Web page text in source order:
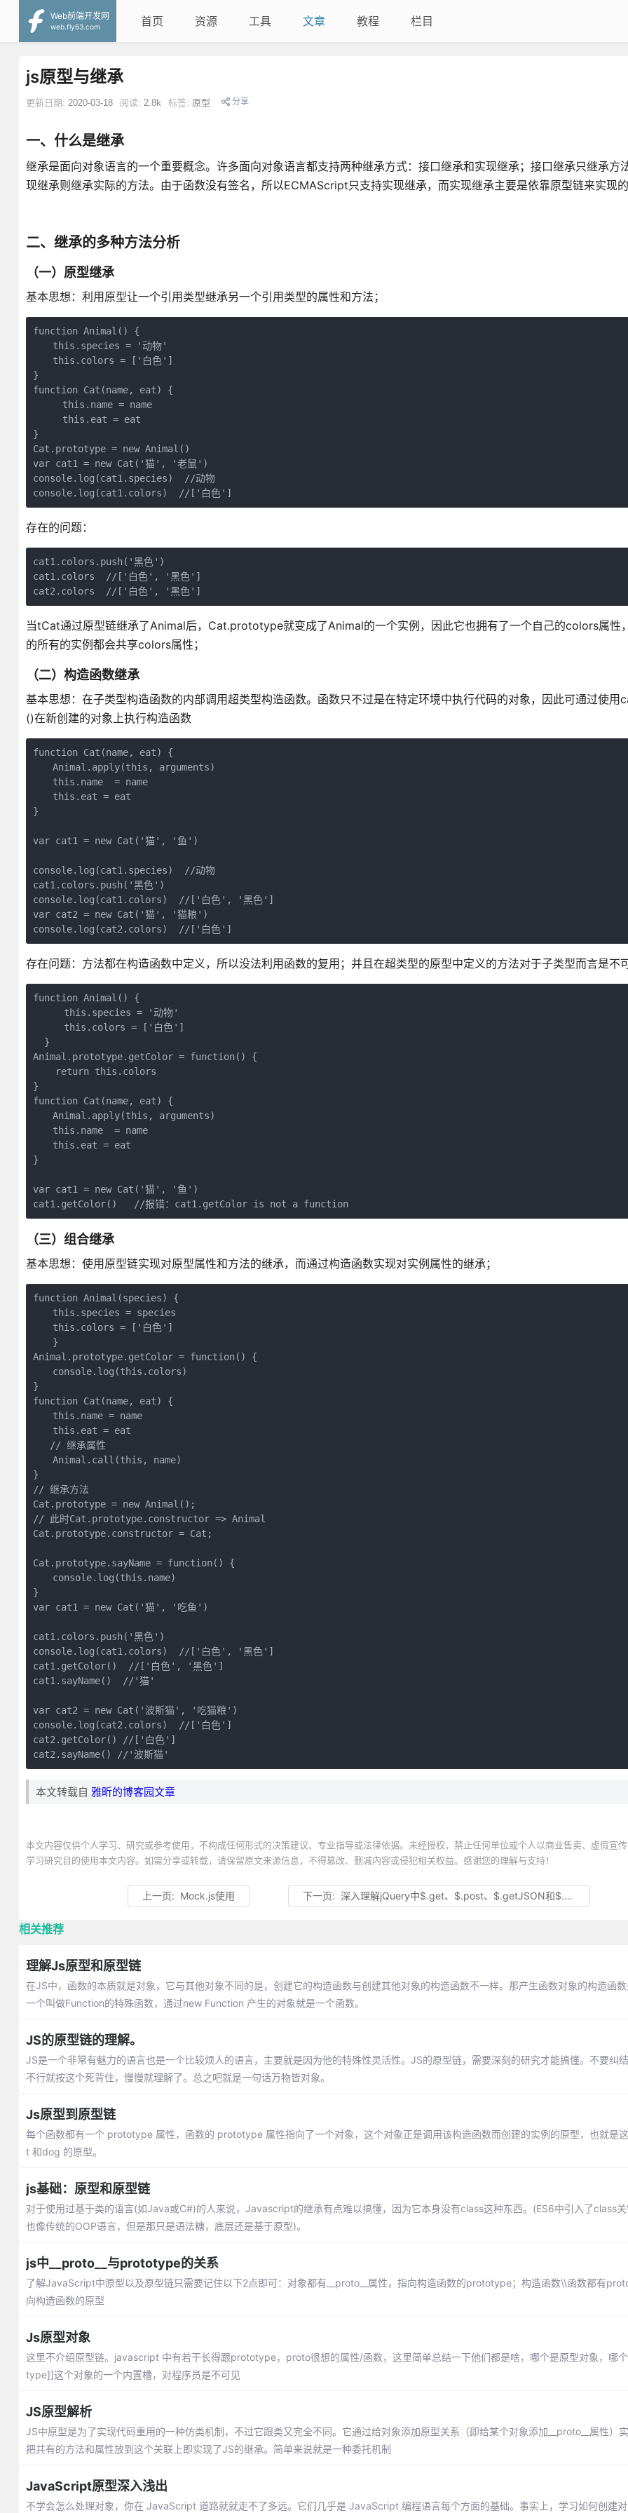
Web前端开发网
web.fly63.com
首页 资源 工具 文章 教程 栏目
js原型与继承
更新日期: 2020-03-18 阅读: 2.8k 标签: 原型 分享
一、什么是继承
继承是面向对象语言的一个重要概念。许多面向对象语言都支持两种继承方式：接口继承和实现继承；接口继承只继承方
现继承则继承实际的方法。由于函数没有签名，所以ECMAScript只支持实现继承，而实现继承主要是依靠原型链来实现
二、继承的多种方法分析
（一）原型继承
基本思想：利用原型让一个引用类型继承另一个引用类型的属性和方法；
function Animal() {
this.species = '动物'
this.colors = ['白色']
}
function Cat(name, eat) {
this.name = name
this.eat = eat
}
Cat.prototype = new Animal()
var cat1 = new Cat('猫', '老鼠')
console.log(cat1.species)  //动物
console.log(cat1.colors)  //['白色']
存在的问题：
cat1.colors.push('黑色')
cat1.colors  //['白色', '黑色']
cat2.colors  //['白色', '黑色']
当tCat通过原型链继承了Animal后，Cat.prototype就变成了Animal的一个实例，因此它也拥有了一个自己的colors属性
的所有的实例都会共享colors属性；
（二）构造函数继承
基本思想：在子类型构造函数的内部调用超类型构造函数。函数只不过是在特定环境中执行代码的对象，因此可通过使
()在新创建的对象上执行构造函数
function Cat(name, eat) {
Animal.apply(this, arguments)
this.name  = name
this.eat = eat
}
var cat1 = new Cat('猫', '鱼')
console.log(cat1.species)  //动物
cat1.colors.push('黑色')
console.log(cat1.colors)  //['白色', '黑色']
var cat2 = new Cat('猫', '猫粮')
console.log(cat2.colors)  //['白色']
存在问题：方法都在构造函数中定义，所以没法利用函数的复用；并且在超类型的原型中定义的方法对于子类型而言是不
function Animal() {
  　　this.species = '动物'
  　　this.colors = ['白色']
  }
Animal.prototype.getColor = function() {
    return this.colors
}
function Cat(name, eat) {
Animal.apply(this, arguments)
this.name  = name
this.eat = eat
}
var cat1 = new Cat('猫', '鱼')
cat1.getColor()   //报错：cat1.getColor is not a function
（三）组合继承
基本思想：使用原型链实现对原型属性和方法的继承，而通过构造函数实现对实例属性的继承；
function Animal(species) {
this.species = species
this.colors = ['白色']
}
Animal.prototype.getColor = function() {
console.log(this.colors)
}
function Cat(name, eat) {
this.name = name
this.eat = eat
   // 继承属性
Animal.call(this, name)
}
// 继承方法
Cat.prototype = new Animal();
// 此时Cat.prototype.constructor => Animal
Cat.prototype.constructor = Cat;
Cat.prototype.sayName = function() {
console.log(this.name)
}
var cat1 = new Cat('猫', '吃鱼')
cat1.colors.push('黑色')
console.log(cat1.colors)  //['白色', '黑色']
cat1.getColor()  //['白色', '黑色']
cat1.sayName()  //'猫'
var cat2 = new Cat('波斯猫', '吃猫粮')
console.log(cat2.colors)  //['白色']
cat2.getColor() //['白色']
cat2.sayName() //'波斯猫'
本文转载自 雅昕的博客园文章
本文内容仅供个人学习、研究或参考使用，不构成任何形式的决策建议、专业指导或法律依据。未经授权，禁止任何单位或个人以商业售卖、虚假宣
学习研究目的使用本文内容。如需分享或转载，请保留原文来源信息，不得篡改、删减内容或侵犯相关权益。感谢您的理解与支持！
上一页: Mock.js使用 下一页:深入理解jQuery中$.get、$.post、$.getJSON和$.ajax的用法
相关推荐
理解Js原型和原型链
在JS中，函数的本质就是对象，它与其他对象不同的是，创建它的构造函数与创建其他对象的构造函数不一样。那产生函数对象的构造函
一个叫做Function的特殊函数，通过new Function 产生的对象就是一个函数。
JS的原型链的理解。
JS是一个非常有魅力的语言也是一个比较烦人的语言，主要就是因为他的特殊性灵活性。JS的原型链，需要深刻的研究才能搞懂。不要纠
不行就按这个死背住，慢慢就理解了。总之吧就是一句话万物皆对象。
Js原型到原型链
每个函数都有一个 prototype 属性，函数的 prototype 属性指向了一个对象，这个对象正是调用该构造函数而创建的实例的原型，也就是
t 和dog 的原型。
js基础：原型和原型链
对于使用过基于类的语言(如Java或C#)的人来说，Javascript的继承有点难以搞懂，因为它本身没有class这种东西。(ES6中引入了class
也像传统的OOP语言，但是那只是语法糖，底层还是基于原型)。
js中__proto__与prototype的关系
了解JavaScript中原型以及原型链只需要记住以下2点即可：对象都有__proto__属性，指向构造函数的prototype；构造函数\\函数都有
向构造函数的原型
Js原型对象
这里不介绍原型链。javascript 中有若干长得跟prototype，proto很想的属性/函数，这里简单总结一下他们都是啥，哪个是原型对象，哪
type]]这个对象的一个内置槽，对程序员是不可见
JS原型解析
JS中原型是为了实现代码重用的一种仿类机制，不过它跟类又完全不同。它通过给对象添加原型关系（即给某个对象添加__proto__属性）
把共有的方法和属性放到这个关联上即实现了JS的继承。简单来说就是一种委托机制
JavaScript原型深入浅出
不学会怎么处理对象，你在 JavaScript 道路就就走不了多远。它们几乎是 JavaScript 编程语言每个方面的基础。事实上，学习如何创建